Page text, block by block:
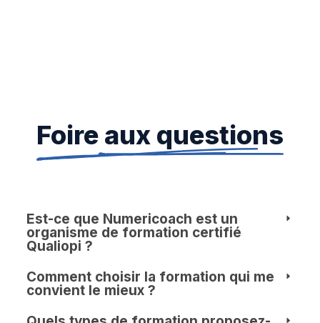
Foire aux questions
Est-ce que Numericoach est un
organisme de formation certifié
Qualiopi ?
Comment choisir la formation qui me
convient le mieux ?